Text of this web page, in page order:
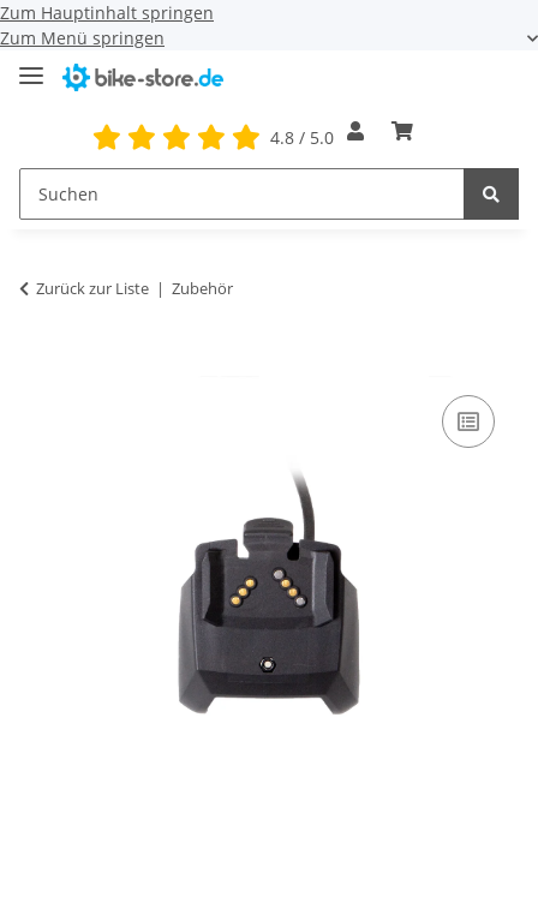
Zum Hauptinhalt springen
Zum Menü springen
4.8 / 5.0
Zurück zur Liste Zubehör